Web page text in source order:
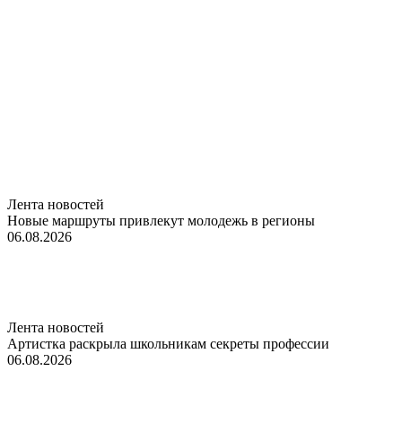
Лента новостей
Новые маршруты привлекут молодежь в регионы
06.08.2026
Лента новостей
Артистка раскрыла школьникам секреты профессии
06.08.2026